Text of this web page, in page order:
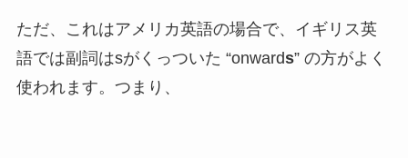
ただ、これはアメリカ英語の場合で、イギリス英
語では副詞はsがくっついた “onwards” の方がよく
使われます。つまり、